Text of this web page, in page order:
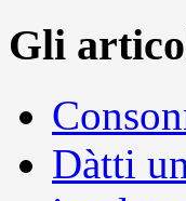
Gli
Dàtti